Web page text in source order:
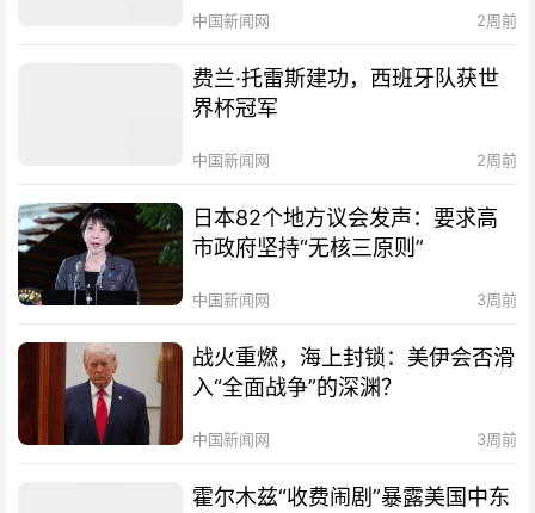
中国新闻网 2周前
费兰·托雷斯建功，西班牙队获世
界杯冠军
中国新闻网 2周前
日本82个地方议会发声：要求高
市政府坚持“无核三原则”
中国新闻网 3周前
战火重燃，海上封锁：美伊会否滑
入“全面战争”的深渊？
中国新闻网 3周前
霍尔木兹“收费闹剧”暴露美国中东